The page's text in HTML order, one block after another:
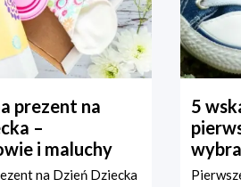
prezent na
–
i maluchy
na Dzień Dziecka
5